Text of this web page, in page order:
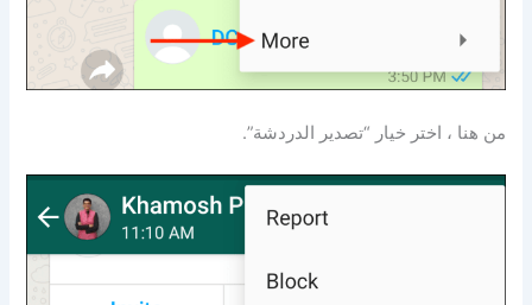
من هنا ، اختر خيار “تصدير الدردشة”.